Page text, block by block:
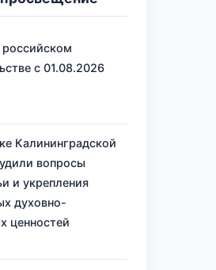
с 01.08.2026
Калининградской
вопросы
и укрепления
духовно-
ценностей